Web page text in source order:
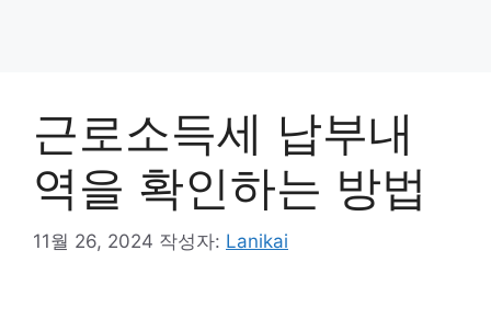
근로소득세 납부내
역을 확인하는 방법
11월 26, 2024 작성자: Lanikai